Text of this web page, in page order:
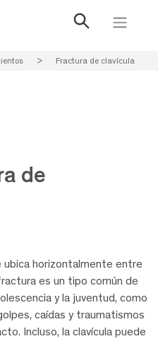
> Fractura de clavícula
de
ubica horizontalmente entre
es un tipo común de
y la juventud, como
caídas y traumatismos
Incluso, la clavícula puede